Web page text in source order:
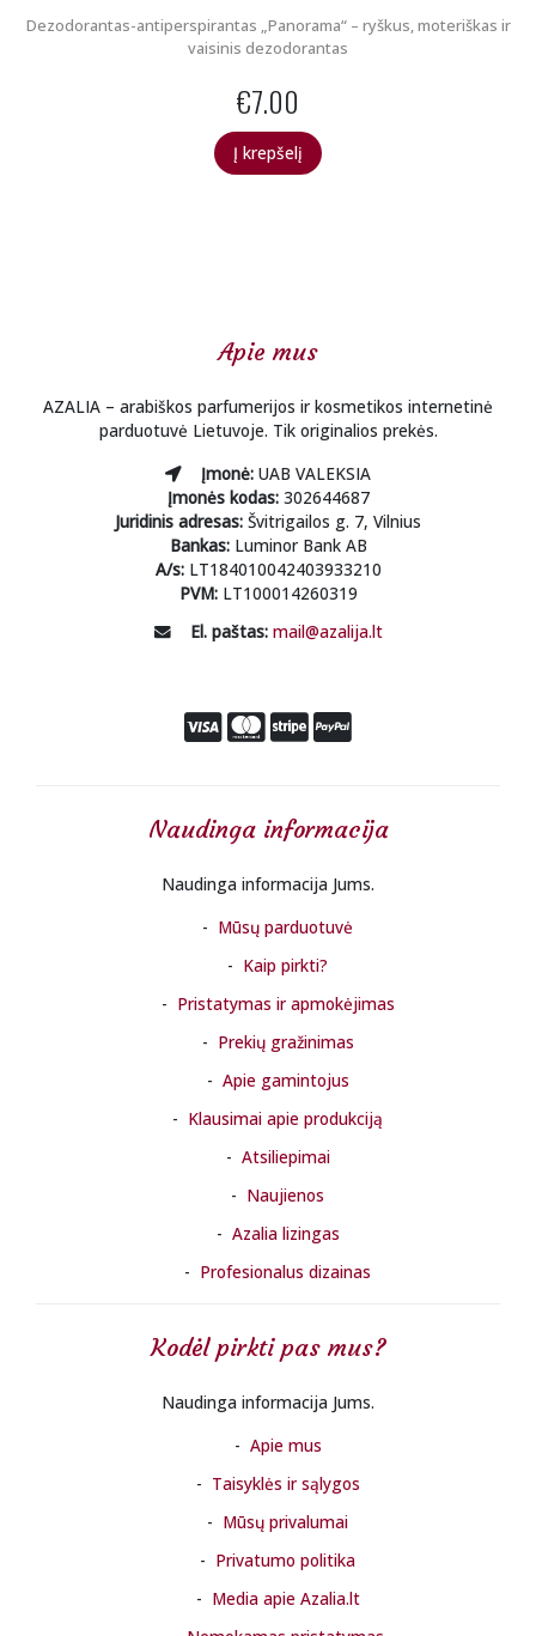
Dezodorantas-antiperspirantas „Panorama“ – ryškus, moteriškas ir
vaisinis dezodorantas
€7.00
Į krepšelį
Apie mus
AZALIA – arabiškos parfumerijos ir kosmetikos internetinė
parduotuvė Lietuvoje. Tik originalios prekės.
Įmonė: UAB VALEKSIA
Įmonės kodas:302644687
Juridinis adresas: Švitrigailos g. 7, Vilnius
Bankas:Luminor Bank AB
A/s:LT184010042403933210
PVM:LT100014260319
El. paštas: mail@azalija.lt
Naudinga informacija
Naudinga informacija Jums.
Mūsų parduotuvė
Kaip pirkti?
Pristatymas ir apmokėjimas
Prekių gražinimas
Apie gamintojus
Klausimai apie produkciją
Atsiliepimai
Naujienos
Azalia lizingas
Profesionalus dizainas
Kodėl pirkti pas mus?
Naudinga informacija Jums.
Apie mus
Taisyklės ir sąlygos
Mūsų privalumai
Privatumo politika
Media apie Azalia.lt